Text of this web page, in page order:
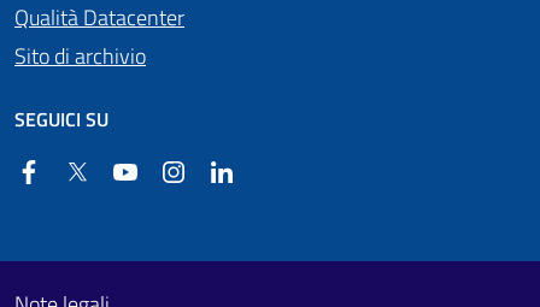
Qualità Datacenter
Sito di archivio
SEGUICI SU
FacebookTwitter YouTube Instagram
Footer First
Useful links section